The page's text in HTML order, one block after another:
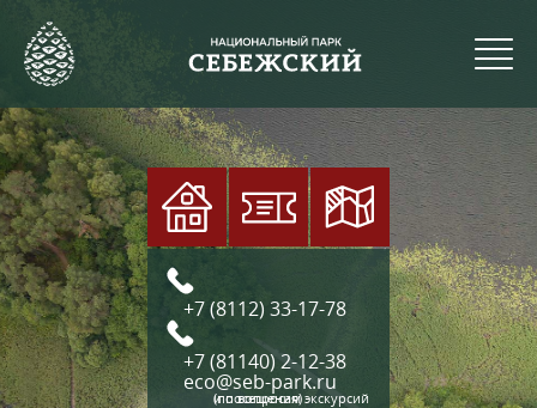
+7 (8112) 33-17-78
+7 (81140) 2-12-38
eco@seb-park.ru
(по вопросам экскурсий и посещения)